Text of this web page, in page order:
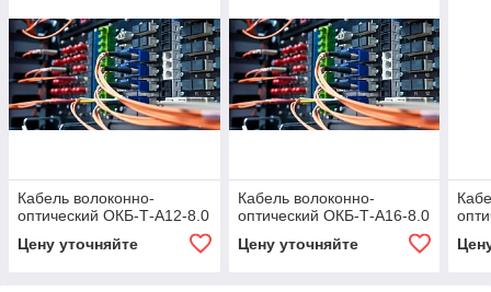
Кабель волоконно-
оптический ОКБ-Т-А12-8.0
Цену уточняйте
Кабель волоконно-
оптический ОКБ-Т-А16-8.0
Цену уточняйте